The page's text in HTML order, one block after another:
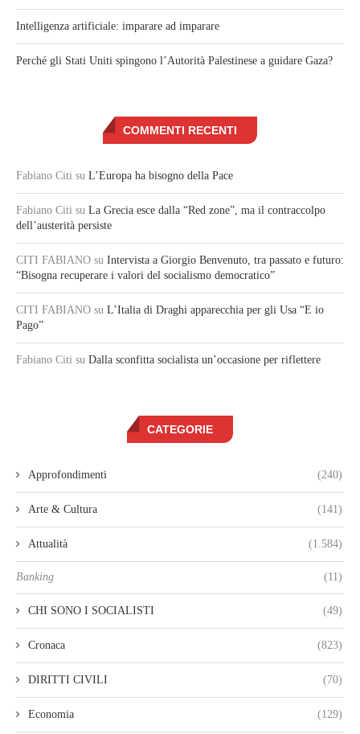
Intelligenza artificiale: imparare ad imparare
Perché gli Stati Uniti spingono l’Autorità Palestinese a guidare Gaza?
COMMENTI RECENTI
Fabiano Citi su L’Europa ha bisogno della Pace
Fabiano Citi su La Grecia esce dalla “Red zone”, ma il contraccolpo
dell’austerità persiste
CITI FABIANO su Intervista a Giorgio Benvenuto, tra passato e futuro:
“Bisogna recuperare i valori del socialismo democratico”
CITI FABIANO su L’Italia di Draghi apparecchia per gli Usa “E io
Pago”
Fabiano Citi su Dalla sconfitta socialista un’occasione per riflettere
CATEGORIE
Approfondimenti (240)
Arte & Cultura (141)
Attualità (1.584)
Banking (11)
CHI SONO I SOCIALISTI (49)
Cronaca (823)
DIRITTI CIVILI (70)
Economia (129)